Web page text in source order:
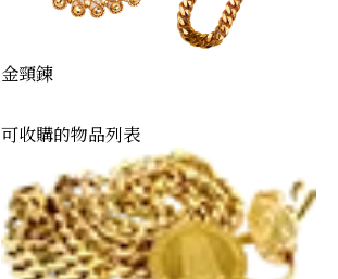
金頸鍊
可收購的物品列表